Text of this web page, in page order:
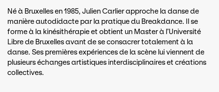
Né à Bruxelles en 1985, Julien Carlier approche la danse de
manière autodidacte par la pratique du Breakdance. Il se
forme à la kinésithérapie et obtient un Master à l’Université
Libre de Bruxelles avant de se consacrer totalement à la
danse. Ses premières expériences de la scène lui viennent de
plusieurs échanges artistiques interdisciplinaires et créations
collectives.